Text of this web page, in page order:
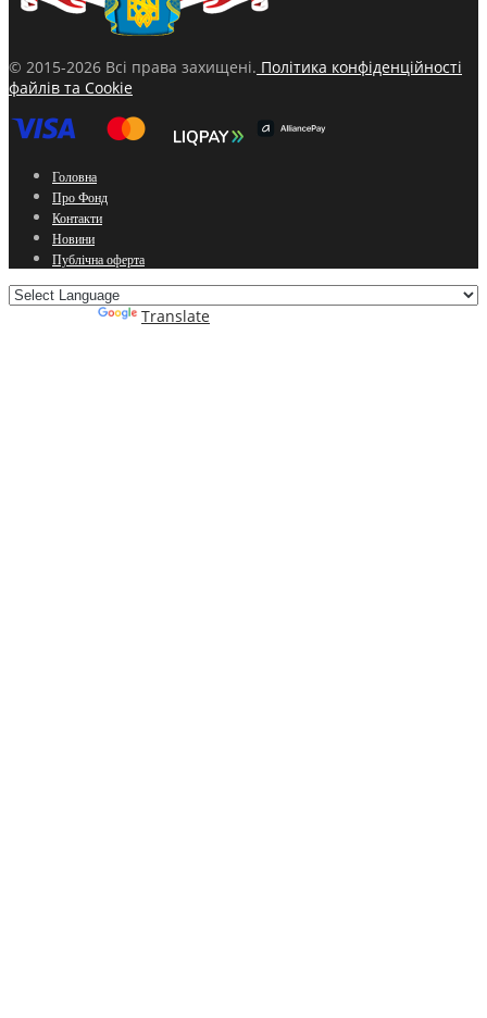
© 2015-2026 Всі права захищені. Політика конфіденційності
файлів та Cookie
Головна
Про Фонд
Контакти
Новини
Публічна оферта
Translate